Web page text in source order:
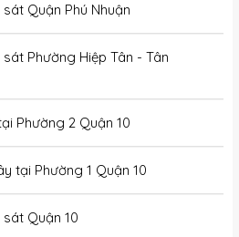
Quận Phú Nhuận
Phường Hiệp Tân - Tân
Phường 2 Quận 10
tại Phường 1 Quận 10
Quận 10